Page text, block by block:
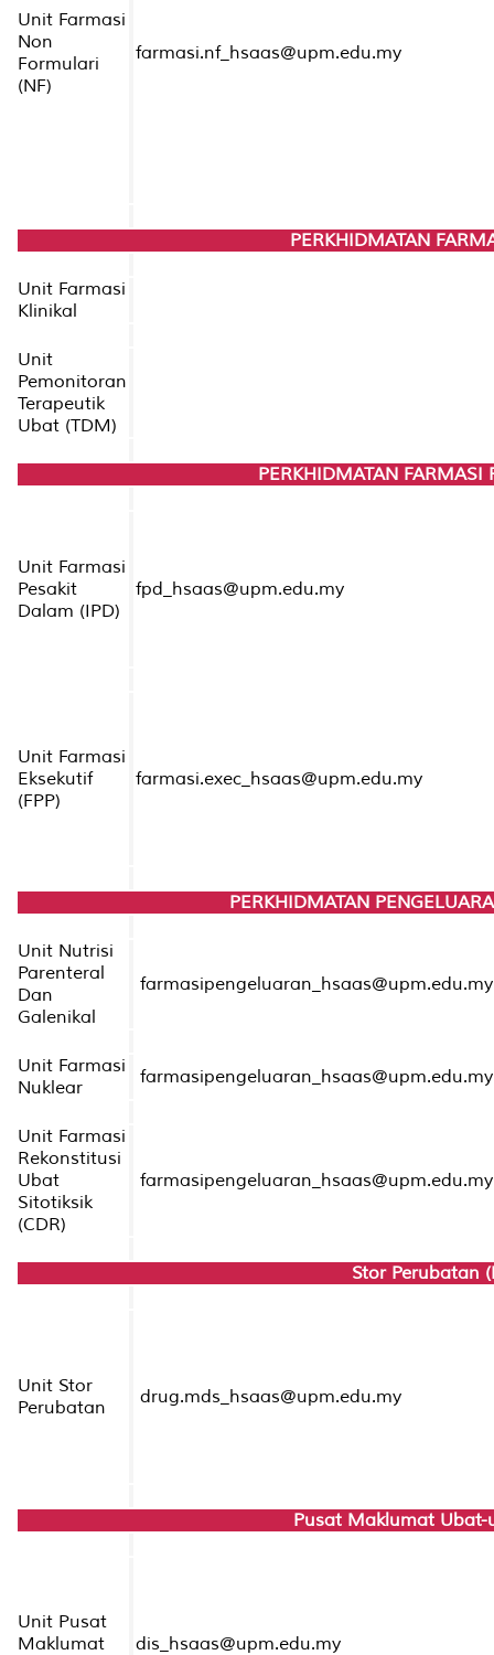
Unit Farmasi
Non
Formulari
(NF)
farmasi.nf_hsaas@upm.edu.my
PERKHIDMATAN
Unit Farmasi
Klinikal
Unit
Pemonitoran
Terapeutik
Ubat (TDM)
PERKHIDMATAN FARMASI
Unit Farmasi
Pesakit
Dalam (IPD)
fpd_hsaas@upm.edu.my
Unit Farmasi
Eksekutif
(FPP)
farmasi.exec_hsaas@upm.edu.my
PERKHIDMATAN
Unit Nutrisi
Parenteral
Dan
Galenikal
Unit Farmasi
Nuklear
Unit Farmasi
Rekonstitusi
Ubat
Sitotiksik
(CDR)
Stor Perubatan
Unit Stor
Perubatan
drug.mds_hsaas@upm.edu.my
Pusat Maklumat Ubat-
Unit Pusat
Maklumat
dis_hsaas@upm.edu.my